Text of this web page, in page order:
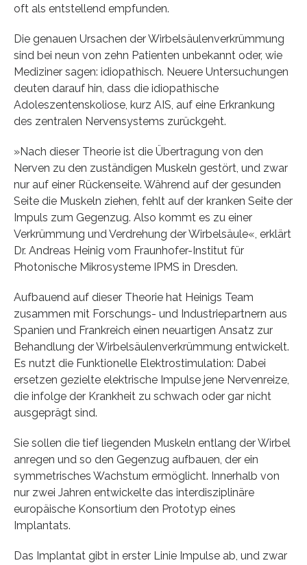
oft als entstellend empfunden.
Die genauen Ursachen der Wirbelsäulenverkrümmung
sind bei neun von zehn Patienten unbekannt oder, wie
Mediziner sagen: idiopathisch. Neuere Untersuchungen
deuten darauf hin, dass die idiopathische
Adoleszentenskoliose, kurz AIS, auf eine Erkrankung
des zentralen Nervensystems zurückgeht.
»Nach dieser Theorie ist die Übertragung von den
Nerven zu den zuständigen Muskeln gestört, und zwar
nur auf einer Rückenseite. Während auf der gesunden
Seite die Muskeln ziehen, fehlt auf der kranken Seite der
Impuls zum Gegenzug. Also kommt es zu einer
Verkrümmung und Verdrehung der Wirbelsäule«, erklärt
Dr. Andreas Heinig vom Fraunhofer-Institut für
Photonische Mikrosysteme IPMS in Dresden.
Aufbauend auf dieser Theorie hat Heinigs Team
zusammen mit Forschungs- und Industriepartnern aus
Spanien und Frankreich einen neuartigen Ansatz zur
Behandlung der Wirbelsäulenverkrümmung entwickelt.
Es nutzt die Funktionelle Elektrostimulation: Dabei
ersetzen gezielte elektrische Impulse jene Nervenreize,
die infolge der Krankheit zu schwach oder gar nicht
ausgeprägt sind.
Sie sollen die tief liegenden Muskeln entlang der Wirbel
anregen und so den Gegenzug aufbauen, der ein
symmetrisches Wachstum ermöglicht. Innerhalb von
nur zwei Jahren entwickelte das interdisziplinäre
europäische Konsortium den Prototyp eines
Implantats.
Das Implantat gibt in erster Linie Impulse ab, und zwar